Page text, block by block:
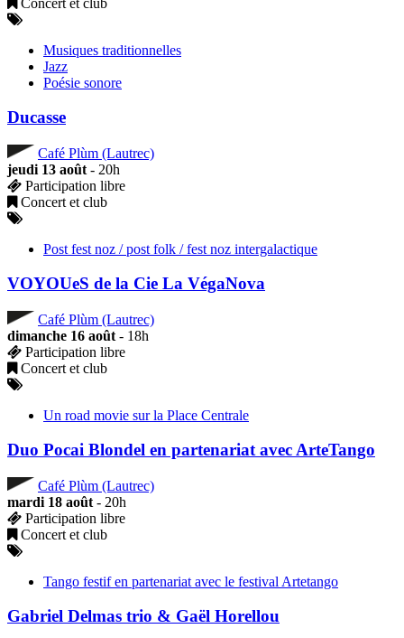
Musiques traditionnelles
Jazz
Poésie sonore
Ducasse
Café Plùm (Lautrec)
jeudi 13 août - 20h
Participation libre
Concert et club
Post fest noz / post folk / fest noz intergalactique
VOYOUeS de la Cie La VégaNova
Café Plùm (Lautrec)
dimanche 16 août - 18h
Participation libre
Concert et club
Un road movie sur la Place Centrale
Duo Pocai Blondel en partenariat avec ArteTango
Café Plùm (Lautrec)
mardi 18 août - 20h
Participation libre
Concert et club
Tango festif en partenariat avec le festival Artetango
Gabriel Delmas trio & Gaël Horellou